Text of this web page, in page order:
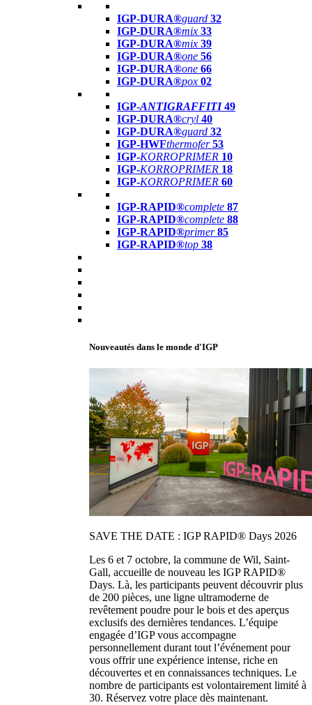
IGP-DURA®guard 32
IGP-DURA®mix 33
IGP-DURA®mix 39
IGP-DURA®one 56
IGP-DURA®one 66
IGP-DURA®pox 02
IGP-ANTIGRAFFITI49
IGP-DURA®cryl 40
IGP-DURA®guard 32
IGP-HWFthermofer 53
IGP-KORROPRIMER 10
IGP-KORROPRIMER 18
IGP-KORROPRIMER 60
IGP-RAPID®complete 87
IGP-RAPID®complete 88
IGP-RAPID®primer 85
IGP-RAPID®top 38
Nouveautés dans le monde d'IGP
SAVE THE DATE : IGP RAPID® Days 2026
Les 6 et 7 octobre, la commune de Wil, Saint-
Gall, accueille de nouveau les IGP RAPID®
Days. Là, les participants peuvent découvrir plus
de 200 pièces, une ligne ultramoderne de
revêtement poudre pour le bois et des aperçus
exclusifs des dernières tendances. L’équipe
engagée d’IGP vous accompagne
personnellement durant tout l’événement pour
vous offrir une expérience intense, riche en
découvertes et en connaissances techniques. Le
nombre de participants est volontairement limité à
30. Réservez votre place dès maintenant.